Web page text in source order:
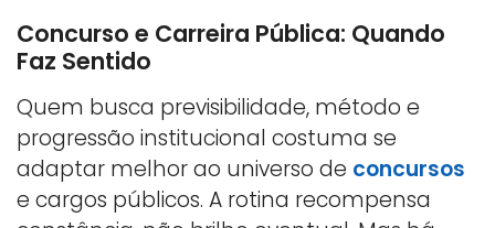
Concurso e Carreira Pública: Quando
Faz Sentido
Quem busca previsibilidade, método e
progressão institucional costuma se
adaptar melhor ao universo de concursos
e cargos públicos. A rotina recompensa